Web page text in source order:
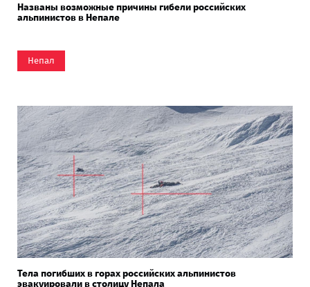
Названы возможные причины гибели российских
альпинистов в Непале
Непал
Тела погибших в горах российских альпинистов
эвакуировали в столицу Непала